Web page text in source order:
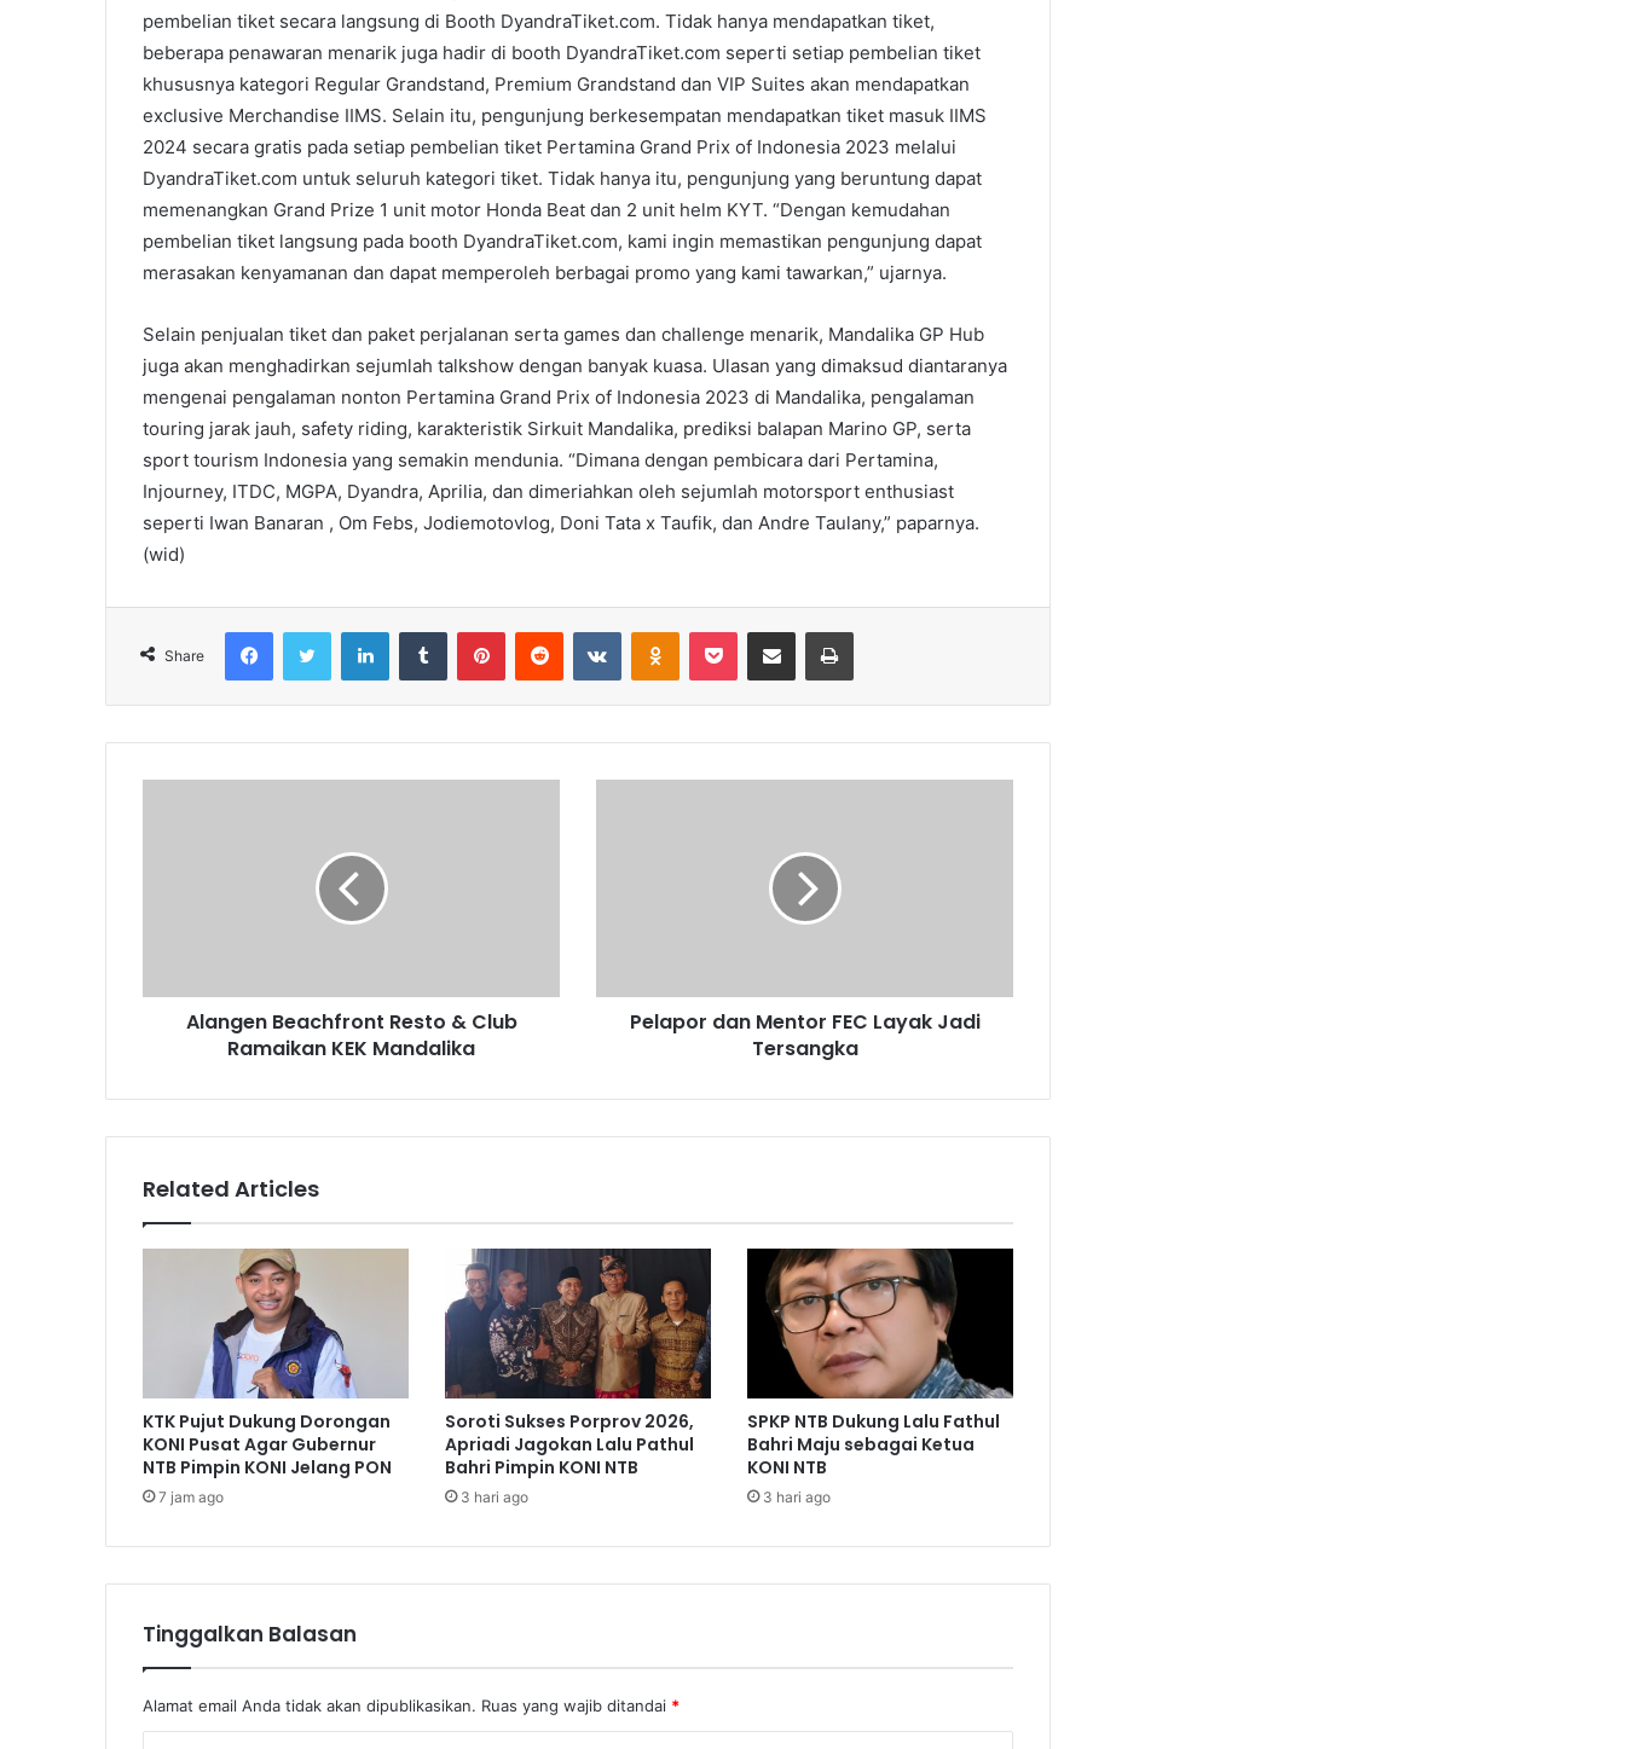
pembelian tiket secara langsung di Booth DyandraTiket.com. Tidak hanya mendapatkan tiket,
beberapa penawaran menarik juga hadir di booth DyandraTiket.com seperti setiap pembelian tiket
khususnya kategori Regular Grandstand, Premium Grandstand dan VIP Suites akan mendapatkan
exclusive Merchandise IIMS. Selain itu, pengunjung berkesempatan mendapatkan tiket masuk IIMS
2024 secara gratis pada setiap pembelian tiket Pertamina Grand Prix of Indonesia 2023 melalui
DyandraTiket.com untuk seluruh kategori tiket. Tidak hanya itu, pengunjung yang beruntung dapat
memenangkan Grand Prize 1 unit motor Honda Beat dan 2 unit helm KYT. “Dengan kemudahan
pembelian tiket langsung pada booth DyandraTiket.com, kami ingin memastikan pengunjung dapat
merasakan kenyamanan dan dapat memperoleh berbagai promo yang kami tawarkan,” ujarnya.
Selain penjualan tiket dan paket perjalanan serta games dan challenge menarik, Mandalika GP Hub
juga akan menghadirkan sejumlah talkshow dengan banyak kuasa. Ulasan yang dimaksud diantaranya
mengenai pengalaman nonton Pertamina Grand Prix of Indonesia 2023 di Mandalika, pengalaman
touring jarak jauh, safety riding, karakteristik Sirkuit Mandalika, prediksi balapan Marino GP, serta
sport tourism Indonesia yang semakin mendunia. “Dimana dengan pembicara dari Pertamina,
Injourney, ITDC, MGPA, Dyandra, Aprilia, dan dimeriahkan oleh sejumlah motorsport enthusiast
seperti Iwan Banaran , Om Febs, Jodiemotovlog, Doni Tata x Taufik, dan Andre Taulany,” paparnya.
(wid)
Share
FacebookTwitter LinkedInTumblr PinterestReddit VKontakteOdnoklassniki
Pocket Share via Email Print
Alangen Beachfront Resto & Club
Ramaikan KEK Mandalika
Pelapor dan Mentor FEC Layak Jadi
Tersangka
Related Articles
KTK Pujut Dukung Dorongan
KONI Pusat Agar Gubernur
NTB Pimpin KONI Jelang PON
7 jam ago
Soroti Sukses Porprov 2026,
Apriadi Jagokan Lalu Pathul
Bahri Pimpin KONI NTB
3 hari ago
SPKP NTB Dukung Lalu Fathul
Bahri Maju sebagai Ketua
KONI NTB
3 hari ago
Tinggalkan Balasan
Alamat email Anda tidak akan dipublikasikan. Ruas yang wajib ditandai *